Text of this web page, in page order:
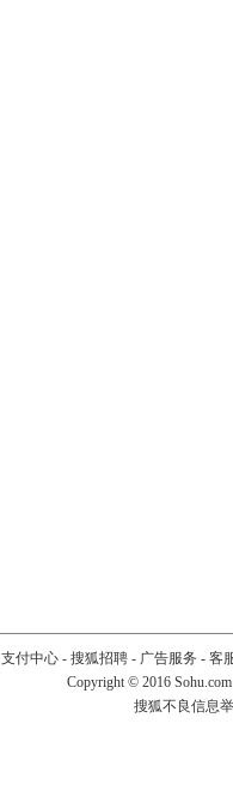
支付中心- 搜狐招聘- 广告服务 - 客
Copyright © 2016
搜狐不良信息